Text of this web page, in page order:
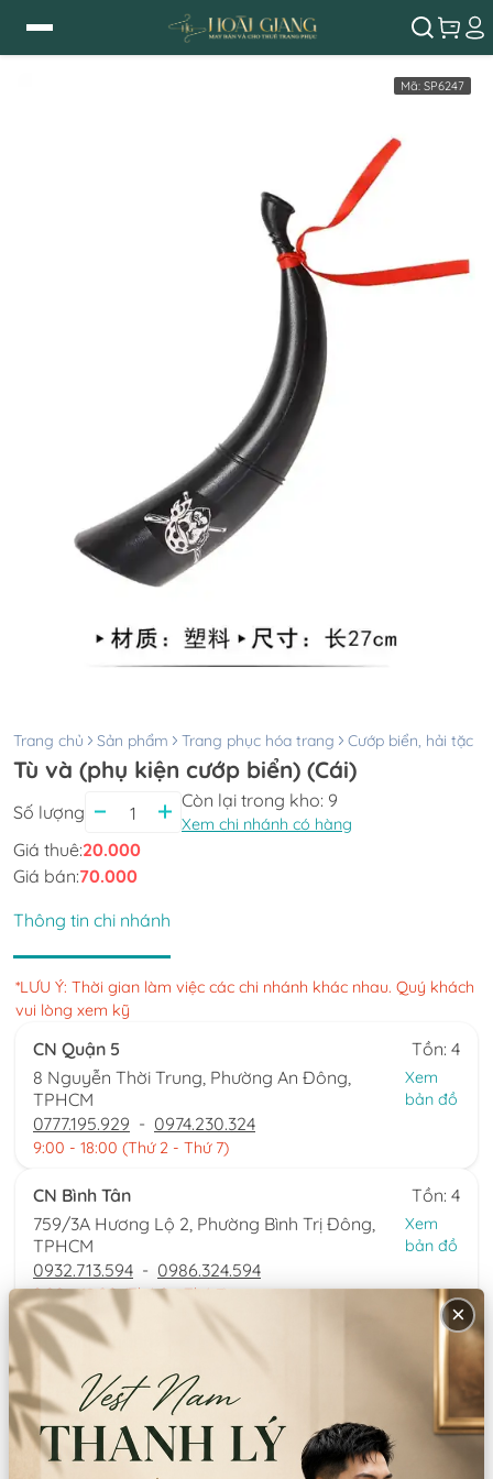
Mã: SP6247
Trang chủ Sản phẩm Trang phục hóa trang Cướp biển, hải tặc
Tù và (phụ kiện cướp biển) (Cái)
Số lượng
Còn lại trong kho: 9
Xem chi nhánh có hàng
Giá thuê:20.000
Giá bán:70.000
Thông tin chi nhánh
*LƯU Ý: Thời gian làm việc các chi nhánh khác nhau. Quý khách
vui lòng xem kỹ
CN Quận 5
Tồn: 4
8 Nguyễn Thời Trung, Phường An Đông,
TPHCM
Xem
bản đồ
0777.195.929 - 0974.230.324
9:00 - 18:00 (Thứ 2 - Thứ 7)
CN Bình Tân
Tồn: 4
759/3A Hương Lộ 2, Phường Bình Trị Đông,
TPHCM
Xem
bản đồ
0932.713.594 - 0986.324.594
9:00 - 18:00 (Thứ 2 - Thứ 7)
CN Bình Thạnh
Tồn: 1
58/6 Tân Cảng, Phường Thạnh Mỹ Tây,
TPHCM
bản đồ
086.7474.247 086.8644.086
9:00 - 18:00 (Thứ 2 - Chủ nhật)
×